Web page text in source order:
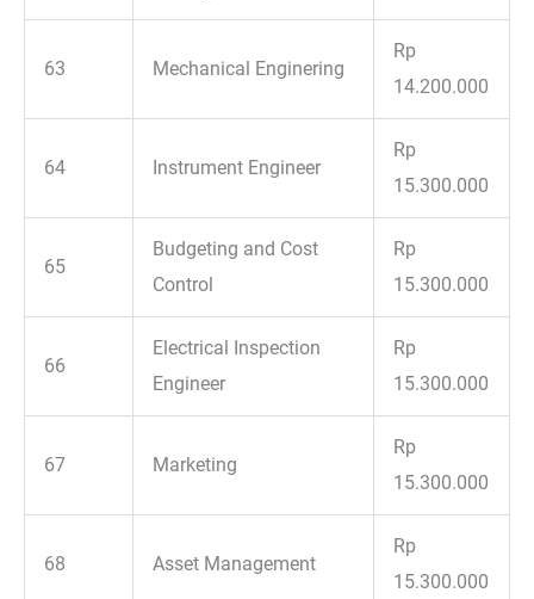
63 Mechanical Enginering
Rp
14.200.000
64 Instrument Engineer
Rp
15.300.000
65
Budgeting and Cost
Control
Rp
15.300.000
66
Electrical Inspection
Engineer
Rp
15.300.000
67 Marketing
Rp
15.300.000
68 Asset Management
Rp
15.300.000